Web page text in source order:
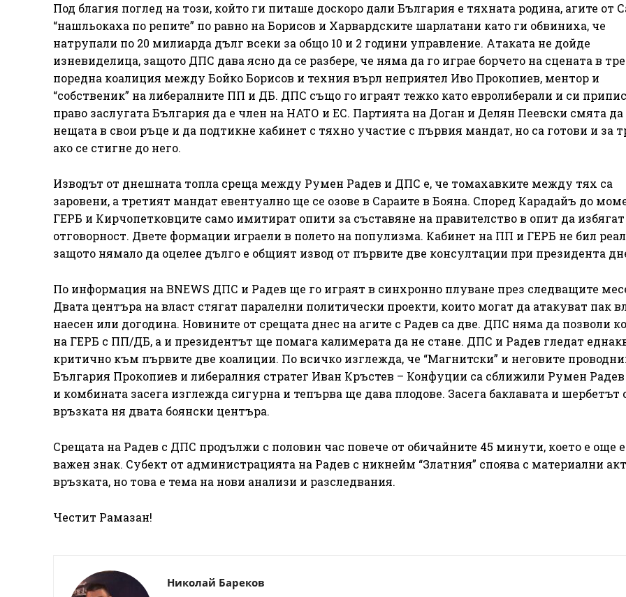
Под благия поглед на този, който ги питаше доскоро дали България е тяхната родина, агите от
“нашльокаха по репите” по равно на Борисов и Харвардските шарлатани като ги обвиниха, че
натрупали по 20 милиарда дълг всеки за общо 10 и 2 години управление. Атаката не дойде
изневиделица, защото ДПС дава ясно да се разбере, че няма да го играе борчето на сцената в
поредна коалиция между Бойко Борисов и техния върл неприятел Иво Прокопиев, ментор и
“собственик” на либералните ПП и ДБ. ДПС също го играят тежко като евролиберали и си
право заслугата България да е член на НАТО и ЕС. Партията на Доган и Делян Пеевски смята да
нещата в свои ръце и да подтикне кабинет с тяхно участие с първия мандат, но са готови и за
ако се стигне до него.
Изводът от днешната топла среща между Румен Радев и ДПС е, че томахавките между тях са
заровени, а третият мандат евентуално ще се озове в Сараите в Бояна. Според Карадайъ до
ГЕРБ и Кирчопетковците само имитират опити за съставяне на правителство в опит да избягат
отговорност. Двете формации играели в полето на популизма. Кабинет на ПП и ГЕРБ не бил
защото нямало да оцелее дълго е общият извод от първите две консултации при президента
По информация на BNEWS ДПС и Радев ще го играят в синхронно плуване през следващите
Двата центъра на власт стягат паралелни политически проекти, които могат да атакуват пак
наесен или догодина. Новините от срещата днес на агите с Радев са две. ДПС няма да позволи
на ГЕРБ с ПП/ДБ, а и президентът ще помага калимерата да не стане. ДПС и Радев гледат
критично към първите две коалиции. По всичко изглежда, че “Магнитски” и неговите
България Прокопиев и либералния стратег Иван Кръстев – Конфуции са сближили Румен
и комбината засега изглежда сигурна и тепърва ще дава плодове. Засега баклавата и шербетът
връзката ня двата боянски центъра.
Срещата на Радев с ДПС продължи с половин час повече от обичайните 45 минути, което е още
важен знак. Субект от администрацията на Радев с никнейм “Златния” споява с материални
връзката, но това е тема на нови анализи и разследвания.
Честит Рамазан!
Николай Бареков